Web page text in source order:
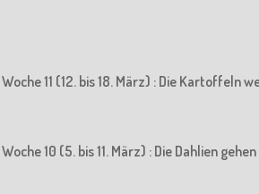
Woche 11 (12. bis 18. März) : Die Kartoffeln
Woche 10 (5. bis 11. März) : Die Dahlien